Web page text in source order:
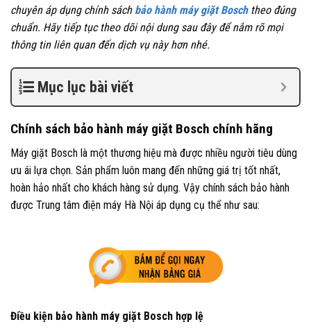
chuyên áp dụng chính sách bảo hành máy giặt Boschtheo đúng
chuẩn. Hãy tiếp tục theo dõi nội dung sau đây để nắm rõ mọi
thông tin liên quan đến dịch vụ này hơn nhé.
Mục lục bài viết
Chính sách bảo hành máy giặt Bosch chính hãng
Máy giặt Bosch là một thương hiệu mà được nhiều người tiêu dùng
ưu ái lựa chọn. Sản phẩm luôn mang đến những giá trị tốt nhất,
hoàn hảo nhất cho khách hàng sử dụng. Vậy chính sách bảo hành
được Trung tâm điện máy Hà Nội áp dụng cụ thể như sau:
Điều kiện bảo hành máy giặt Bosch hợp lệ